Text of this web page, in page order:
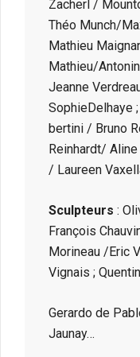
Zacherl /
Théo Munch/
Mathieu
Mathieu/
Jeanne
SophieDelhaye
bertini / Bruno
Reinhardt/
/ Laureen
Sculpteurs :
François
Morineau /Eric
Vignais ;
Gerardo de
Jaunay…